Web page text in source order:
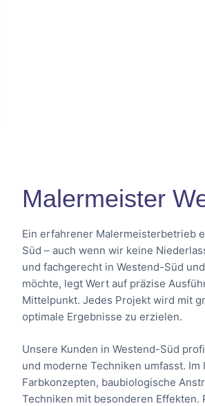
Malermeister
Ein erfahrener Malermeisterbetrieb
Süd – auch wenn wir keine
und fachgerecht in Westend-Süd
möchte, legt Wert auf präzise
Mittelpunkt. Jedes Projekt wird mit
optimale Ergebnisse zu erzielen.
Unsere Kunden in Westend-Süd
und moderne Techniken umfasst.
Farbkonzepten, baubiologische
Techniken mit besonderen